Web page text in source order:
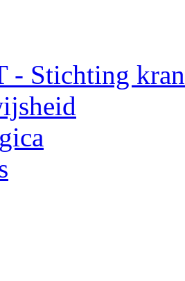
- Stichting